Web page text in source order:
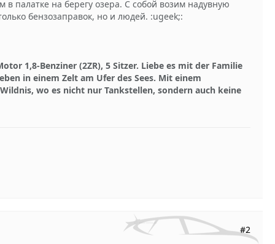
палатке на берегу озера. С собой возим надувную
бензозаправок, но и людей. :ugeek;:
1,8-Benziner (2ZR), 5 Sitzer. Liebe es mit der Familie
in einem Zelt am Ufer des Sees. Mit einem
wo es nicht nur Tankstellen, sondern auch keine
#2